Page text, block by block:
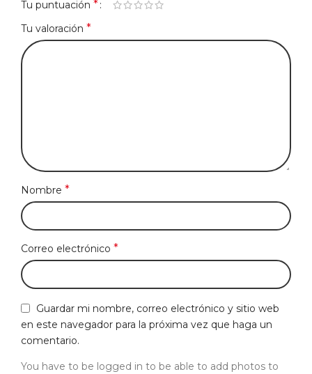
Tu puntuación *
Tu valoración *
Nombre *
Correo electrónico *
Guardar mi nombre, correo electrónico y sitio web
en este navegador para la próxima vez que haga un
comentario.
You have to be logged in to be able to add photos to